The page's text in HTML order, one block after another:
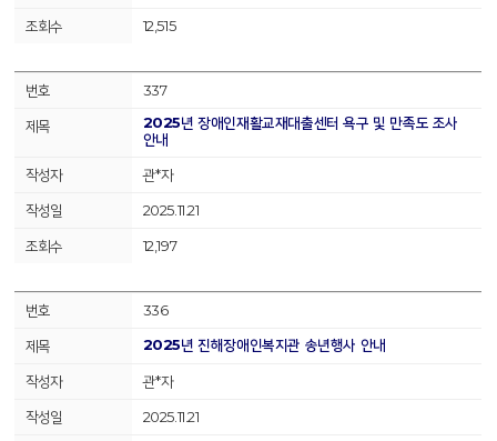
12,515
337
2025년 장애인재활교재대출센터 욕구 및 만족도 조사
안내
관*자
2025.11.21
12,197
336
2025년 진해장애인복지관 송년행사 안내
관*자
2025.11.21